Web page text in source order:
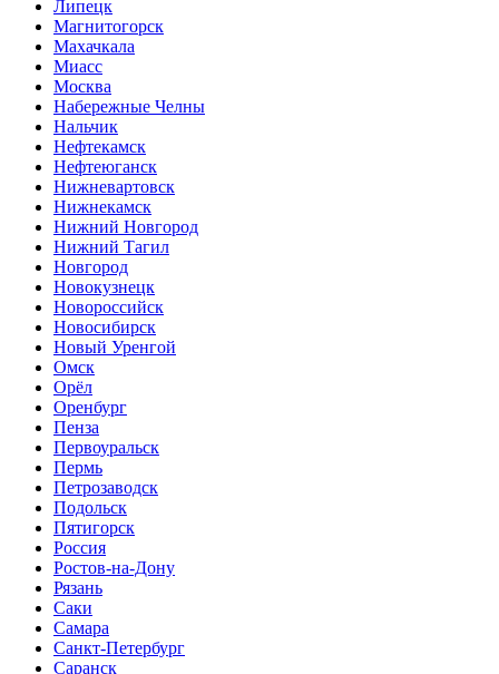
Липецк
Магнитогорск
Махачкала
Миасс
Москва
Набережные Челны
Нальчик
Нефтекамск
Нефтеюганск
Нижневартовск
Нижнекамск
Нижний Новгород
Нижний Тагил
Новгород
Новокузнецк
Новороссийск
Новосибирск
Новый Уренгой
Омск
Орёл
Оренбург
Пенза
Первоуральск
Пермь
Петрозаводск
Подольск
Пятигорск
Россия
Ростов-на-Дону
Рязань
Саки
Самара
Санкт-Петербург
Саранск